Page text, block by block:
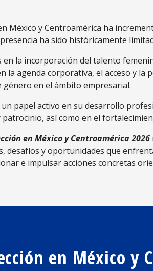
México y Centroamérica ha
ha sido históricamente
la incorporación del talento
la agenda corporativa, el acceso y
en el ámbito empresarial.
papel activo en su desarrollo
así como en el
en México y Centroamérica 2026
desafíos y oportunidades que
e impulsar acciones concretas
en México y